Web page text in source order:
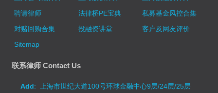
聘请律师
法律桥PE宝典
私募基金风控合集
对赌回购合集
投融资讲堂
客户及网友评价
Sitemap
联系律师 Contact Us
Add: 上海市世纪大道100号环球金融中心9层/24层/25层